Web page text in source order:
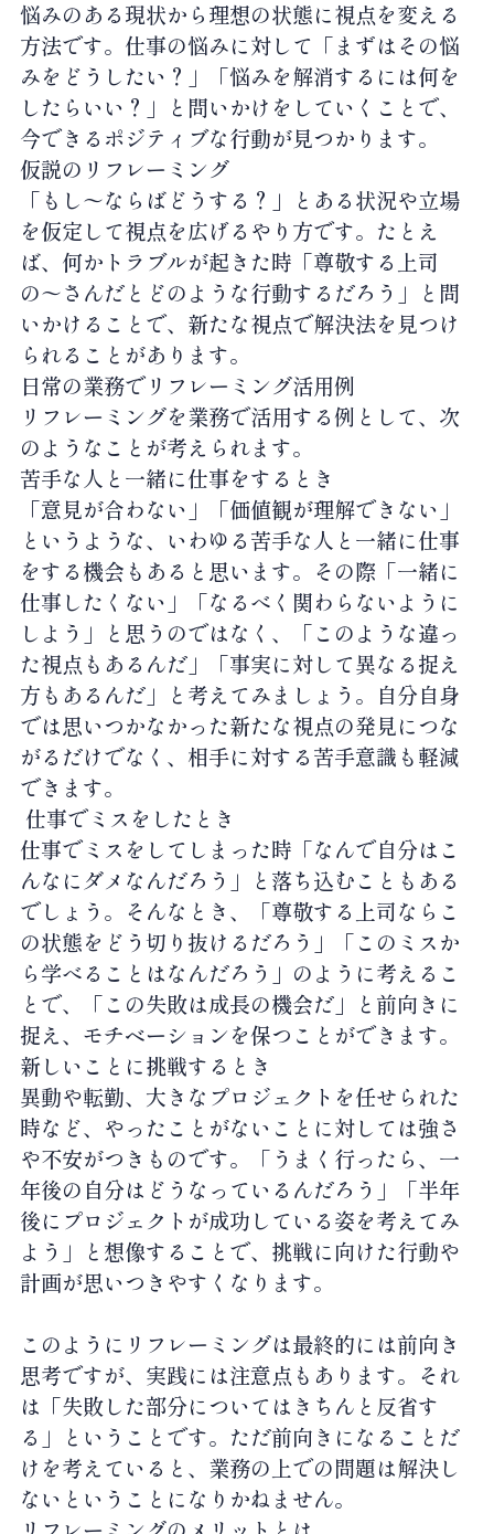
悩みのある現状から理想の状態に視点を変える
方法です。仕事の悩みに対して「まずはその悩
みをどうしたい？」「悩みを解消するには何を
したらいい？」と問いかけをしていくことで、
今できるポジティブな行動が見つかります。
仮説のリフレーミング
「もし〜ならばどうする？」とある状況や立場
を仮定して視点を広げるやり方です。たとえ
ば、何かトラブルが起きた時「尊敬する上司
の〜さんだとどのような行動するだろう」と問
いかけることで、新たな視点で解決法を見つけ
られることがあります。
日常の業務でリフレーミング活用例
リフレーミングを業務で活用する例として、次
のようなことが考えられます。
苦手な人と一緒に仕事をするとき
「意見が合わない」「価値観が理解できない」
というような、いわゆる苦手な人と一緒に仕事
をする機会もあると思います。その際「一緒に
仕事したくない」「なるべく関わらないように
しよう」と思うのではなく、「このような違っ
た視点もあるんだ」「事実に対して異なる捉え
方もあるんだ」と考えてみましょう。自分自身
では思いつかなかった新たな視点の発見につな
がるだけでなく、相手に対する苦手意識も軽減
できます。
仕事でミスをしたとき
仕事でミスをしてしまった時「なんで自分はこ
んなにダメなんだろう」と落ち込むこともある
でしょう。そんなとき、「尊敬する上司ならこ
の状態をどう切り抜けるだろう」「このミスか
ら学べることはなんだろう」のように考えるこ
とで、「この失敗は成長の機会だ」と前向きに
捉え、モチベーションを保つことができます。
新しいことに挑戦するとき
異動や転勤、大きなプロジェクトを任せられた
時など、やったことがないことに対しては強さ
や不安がつきものです。「うまく行ったら、一
年後の自分はどうなっているんだろう」「半年
後にプロジェクトが成功している姿を考えてみ
よう」と想像することで、挑戦に向けた行動や
計画が思いつきやすくなります。
このようにリフレーミングは最終的には前向き
思考ですが、実践には注意点もあります。それ
は「失敗した部分についてはきちんと反省す
る」ということです。ただ前向きになることだ
けを考えていると、業務の上での問題は解決し
ないということになりかねません。